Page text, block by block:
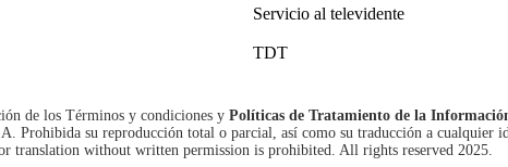
Servicio al televidente
TDT
de los Términos y condiciones y Políticas de Tratamiento de la
Prohibida su reproducción total o parcial, así como su traducción a cualquier
translation without written permission is prohibited. All rights reserved 2025.